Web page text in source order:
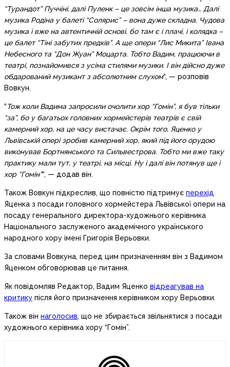
“Турандот” Пуччіні, далі Пуленк – це зовсім інша музика… Далі
музика Родіна у балеті “Солярис” – вона дуже складна. Чудова
музика і вже на автентичній основі, бо там є і плачі, і колядка –
це балет “Тіні забутих предків”. А ще опери “Лис Микита” Івана
Небесного та “Дон Жуан” Моцарта. Тобто Вадим, працюючи в
театрі, познайомився з усіма стилями музики. І він дійсно дуже
обдарований музикант з абсолютним слухом“, — розповів
Вовкун.
“Тож коли Вадима запросили очолити хор “Гомін”, я був тільки
“за”, бо у багатьох головних хормейстерів театрів є свій
камерний хор, на це часу вистачає. Окрім того, Яценко у
Львівській опері зробив камерний хор, який під його орудою
виконував Бортнянського та Сильвестрова. Тобто ми вже таку
практику мали тут, у театрі, на місці. Ну і далі він потянув ще і
хор “Гомін”“, — додав він.
Також Вовкун підкреслив, що повністю підтримує перехід
Яценка з посади головного хормейстера Львівської опери на
посаду генерального директора-художнього керівника
Національного заслуженого академічного українського
народного хору імені Григорія Верьовки.
За словами Вовкуна, перед цим призначенням він з Вадимом
Яценком обговорював це питання.
Як повідомляв Редактор, Вадим Яценко відреагував на
критику після його призначення керівником хору Верьовки.
Також він наголосив, що не збирається звільнятися з посади
художнього керівника хору “Гомін”.